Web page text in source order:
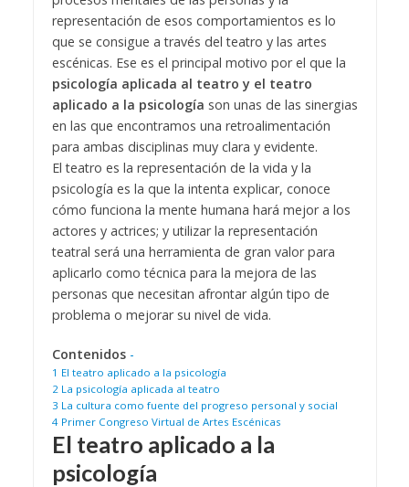
representación de esos comportamientos es lo
que se consigue a través del teatro y las artes
escénicas. Ese es el principal motivo por el que la
psicología aplicada al teatro y el teatro
aplicado a la psicología son unas de las sinergias
en las que encontramos una retroalimentación
para ambas disciplinas muy clara y evidente.
El teatro es la representación de la vida y la
psicología es la que la intenta explicar, conoce
cómo funciona la mente humana hará mejor a los
actores y actrices; y utilizar la representación
teatral será una herramienta de gran valor para
aplicarlo como técnica para la mejora de las
personas que necesitan afrontar algún tipo de
problema o mejorar su nivel de vida.
Contenidos -
1 El teatro aplicado a la psicología
2 La psicología aplicada al teatro
3 La cultura como fuente del progreso personal y social
4 Primer Congreso Virtual de Artes Escénicas
El teatro aplicado a la
psicología